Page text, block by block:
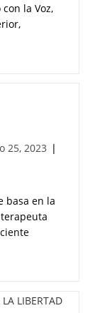
la Voz,
25, 2023
basa en la